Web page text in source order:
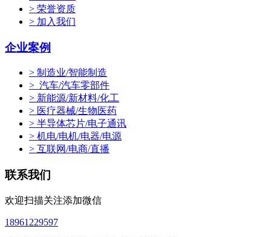
> 荣誉资质
> 加入我们
企业案例
> 制造业/智能制造
> 汽车/汽车零部件
> 新能源/新材料/化工
> 医疗器械/生物医药
> 半导体芯片/电子通讯
> 机电/电机/电器/电源
> 互联网/电商/直播
联系我们
欢迎扫描关注添加微信
18961229597